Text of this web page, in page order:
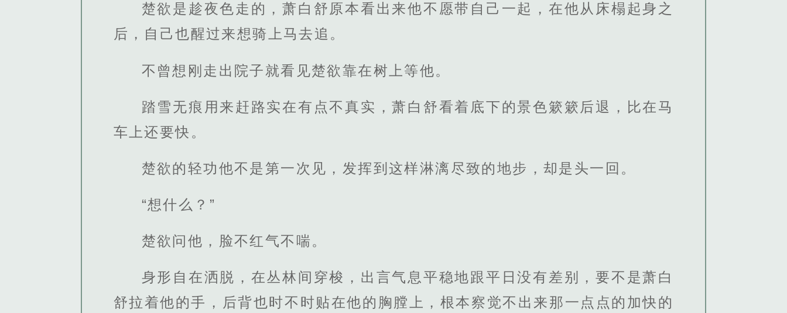
楚欲是趁夜色走的，萧白舒原本看出来他不愿带自己一起，在他从床榻起身之
后，自己也醒过来想骑上马去追。
不曾想刚走出院子就看见楚欲靠在树上等他。
踏雪无痕用来赶路实在有点不真实，萧白舒看着底下的景色簌簌后退，比在马
车上还要快。
楚欲的轻功他不是第一次见，发挥到这样淋漓尽致的地步，却是头一回。
“想什么？”
楚欲问他，脸不红气不喘。
身形自在洒脱，在丛林间穿梭，出言气息平稳地跟平日没有差别，要不是萧白
舒拉着他的手，后背也时不时贴在他的胸膛上，根本察觉不出来那一点点的加快的